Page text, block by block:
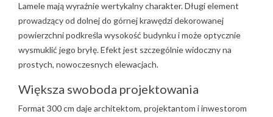
Lamele mają wyraźnie wertykalny charakter. Długi element
prowadzący od dolnej do górnej krawędzi dekorowanej
powierzchni podkreśla wysokość budynku i może optycznie
wysmuklić jego bryłę. Efekt jest szczególnie widoczny na
prostych, nowoczesnych elewacjach.
Większa swoboda projektowania
Format 300 cm daje architektom, projektantom i inwestorom